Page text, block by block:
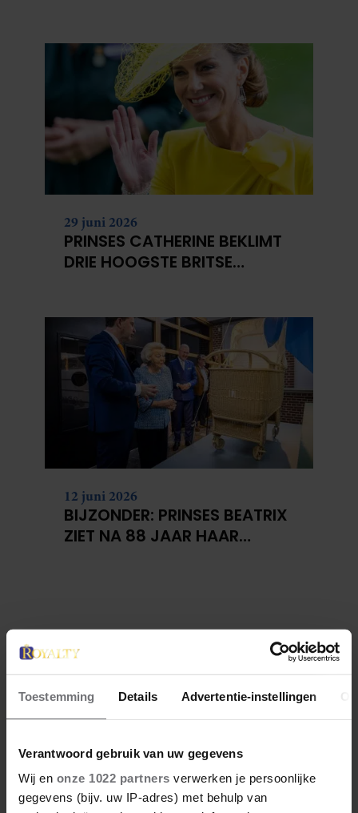
Toestemming Details Advertentie-instellingen
Verantwoord gebruik van uw gegevens
Wij en onze 1022 partners verwerken je persoonlijke
gegevens (bijv. uw IP-adres) met behulp van
29 juni 2026
PRINSES CATHERINE BEKLIMT
DRIE HOOGSTE BRITSE
12 juni 2026
BIJZONDER: PRINSES BEATRIX
ZIET NA 88 JAAR HAAR